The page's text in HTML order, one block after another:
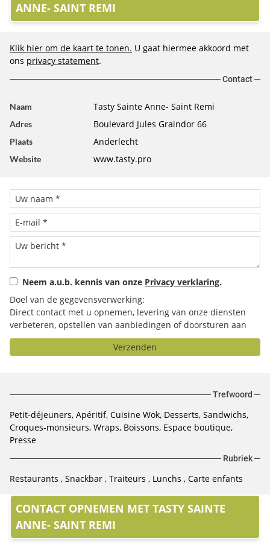
ANNE- SAINT REMI
Klik hier om de kaart te tonen. U gaat hiermee akkoord met
ons privacy statement.
Contact
Naam Tasty Sainte Anne- Saint Remi
Adres Boulevard Jules Graindor 66
Plaats Anderlecht
Website www.tasty.pro
Neem a.u.b. kennis van onze Privacy verklaring.
Doel van de gegevensverwerking:
Direct contact met u opnemen, levering van onze diensten
verbeteren, opstellen van aanbiedingen of doorsturen aan
het door u geselecteerde bedrijf.
Verzenden
Trefwoord
Petit-déjeuners, Apéritif, Cuisine Wok, Desserts, Sandwichs,
Croques-monsieurs, Wraps, Boissons, Espace boutique,
Presse
Rubriek
Restaurants Snackbar Traiteurs Lunchs Carte enfants
CONTACT OPNEMEN MET TASTY SAINTE
ANNE- SAINT REMI